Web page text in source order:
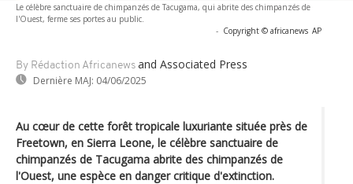
Le célèbre sanctuaire de chimpanzés de Tacugama, qui abrite des chimpanzés de
l'Ouest, ferme ses portes au public.
- Copyright © africanews AP
By Rédaction Africanews and Associated Press
Dernière MAJ: 04/06/2025
Au cœur de cette forêt tropicale luxuriante située près de
Freetown, en Sierra Leone, le célèbre sanctuaire de
chimpanzés de Tacugama abrite des chimpanzés de
l'Ouest, une espèce en danger critique d'extinction.